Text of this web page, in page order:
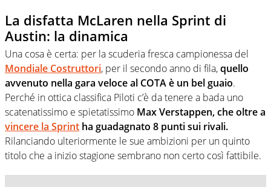
La disfatta McLaren nella Sprint di
Austin: la dinamica
Una cosa è certa: per la scuderia fresca campionessa del
Mondiale Costruttori, per il secondo anno di fila,quello
avvenuto nella gara veloce al COTA è un bel guaio.
Perché in ottica classifica Piloti c’è da tenere a bada uno
scatenatissimo e spietatissimo Max Verstappen, che oltre a
vincere la Sprint ha guadagnato 8 punti sui rivali.
Rilanciando ulteriormente le sue ambizioni per un quinto
titolo che a inizio stagione sembrano non certo così fattibile.